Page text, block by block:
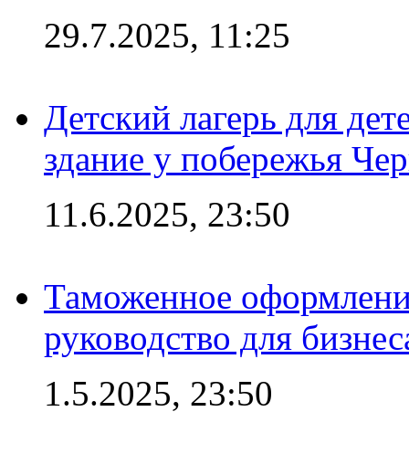
29.7.2025, 11:25
Детский лагерь для
здание у побережья
11.6.2025, 23:50
Таможенное
руководство для
1.5.2025, 23:50